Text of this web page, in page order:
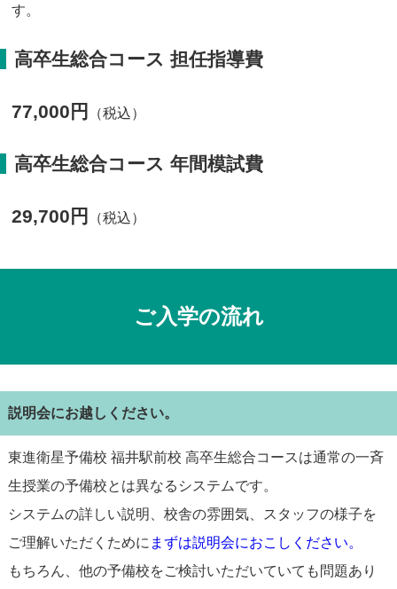
す。
高卒生総合コース 担任指導費
77,000円 （税込）
高卒生総合コース 年間模試費
29,700円 （税込）
ご入学の流れ
説明会にお越しください。
東進衛星予備校 福井駅前校 高卒生総合コースは通常の一斉
生授業の予備校とは異なるシステムです。
システムの詳しい説明、校舎の雰囲気、スタッフの様子を
ご理解いただくために まずは説明会におこしください。
もちろん、他の予備校をご検討いただいていても問題あり